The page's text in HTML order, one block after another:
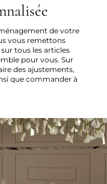
de votre
vous remettons
tous les articles
pour vous. Sur
des ajustements,
que commander à